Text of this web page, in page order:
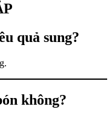
quả sung?
không?